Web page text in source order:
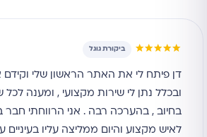
★★★★★ ביקורת גוגל
דן פיתח לי את האתר הראשון שלי וקידם
ובכלל נתן לי שירות מקצועי , ומענה
בחיוב , בהערכה רבה . אני הרווחתי חבר
לאיש מקצוע והיום ממליצה עליו בעיניים